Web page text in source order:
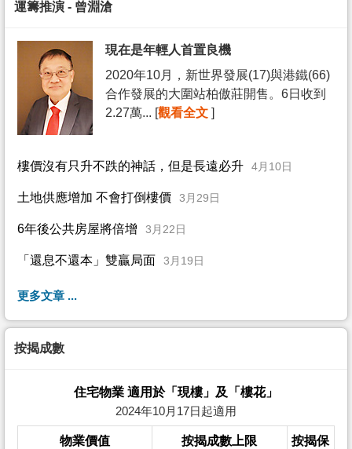
運籌推演 - 曾淵滄
現在是年輕人首置良機
2020年10月，新世界發展(17)與港鐵(66)
合作發展的大圍站柏傲莊開售。6日收到
2.27萬... [觀看全文 ]
樓價沒有只升不跌的神話，但是長遠必升 4月10日
土地供應增加 不會打倒樓價 3月29日
6年後公共房屋將倍增 3月22日
「還息不還本」雙贏局面 3月19日
更多文章 ...
按揭成數
住宅物業 適用於「現樓」及「樓花」
2024年10月17日起適用
物業價值 按揭成數上限
按揭保